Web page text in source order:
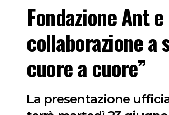
Fondazione Ant
collaborazione a
cuore a cuore”
La presentazione